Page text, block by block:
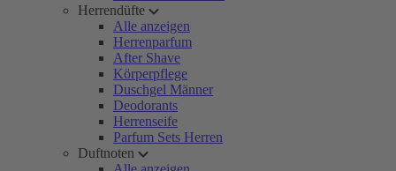
Herrendüfte
Alle anzeigen
Herrenparfum
After Shave
Körperpflege
Duschgel Männer
Deodorants
Herrenseife
Parfum Sets Herren
Duftnoten